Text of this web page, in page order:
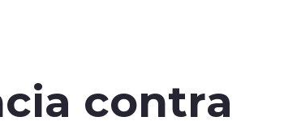
contra